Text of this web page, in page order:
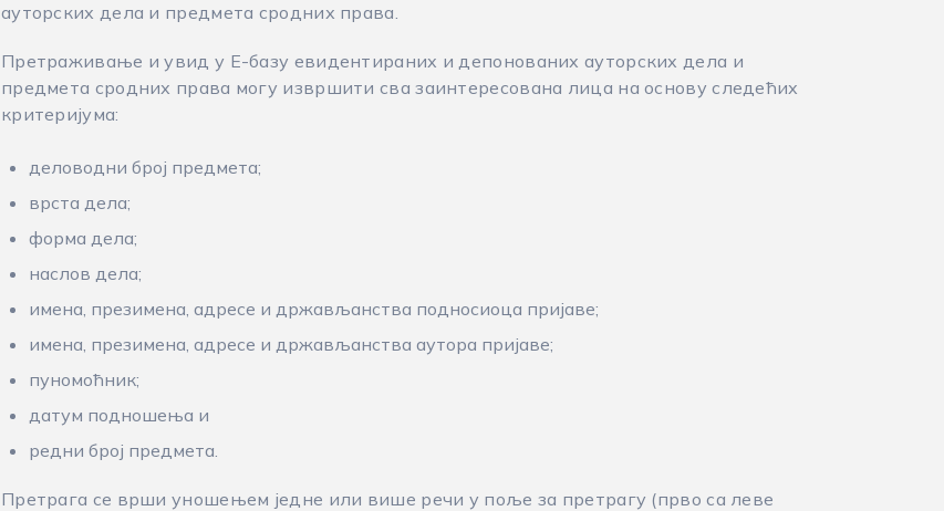
ауторских дела и предмета сродних права.
Претраживање и увид у Е-базу евидентираних и депонованих ауторских дела и
предмета сродних права могу извршити сва заинтересована лица на основу следећих
критеријума:
деловодни број предмета;
врста дела;
форма дела;
наслов дела;
имена, презимена, адресе и држављанства подносиоца пријаве;
имена, презимена, адресе и држављанства аутора пријаве;
пуномоћник;
датум подношења и
редни број предмета.
Претрага се врши уношењем једне или више речи у поље за претрагу (прво са леве